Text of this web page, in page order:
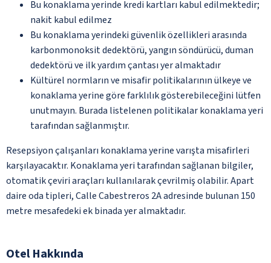
Bu konaklama yerinde kredi kartları kabul edilmektedir;
nakit kabul edilmez
Bu konaklama yerindeki güvenlik özellikleri arasında
karbonmonoksit dedektörü, yangın söndürücü, duman
dedektörü ve ilk yardım çantası yer almaktadır
Kültürel normların ve misafir politikalarının ülkeye ve
konaklama yerine göre farklılık gösterebileceğini lütfen
unutmayın. Burada listelenen politikalar konaklama yeri
tarafından sağlanmıştır.
Resepsiyon çalışanları konaklama yerine varışta misafirleri
karşılayacaktır. Konaklama yeri tarafından sağlanan bilgiler,
otomatik çeviri araçları kullanılarak çevrilmiş olabilir. Apart
daire oda tipleri, Calle Cabestreros 2A adresinde bulunan 150
metre mesafedeki ek binada yer almaktadır.
Otel Hakkında